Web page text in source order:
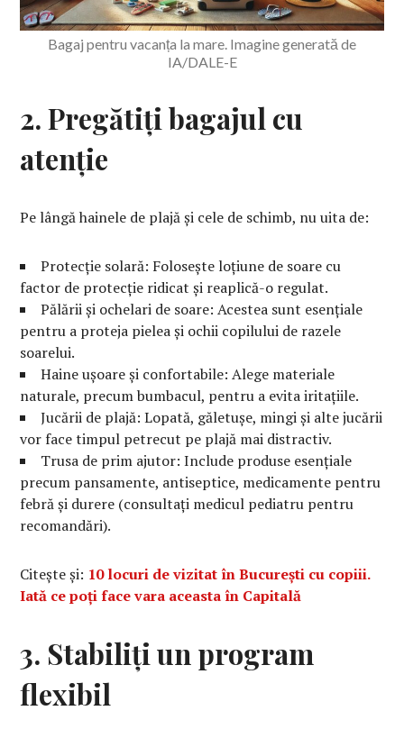
Bagaj pentru vacanța la mare. Imagine generată de
IA/DALE-E
2. Pregătiți bagajul cu
atenție
Pe lângă hainele de plajă și cele de schimb, nu uita de:
Protecție solară: Folosește loțiune de soare cu
factor de protecție ridicat și reaplică-o regulat.
Pălării și ochelari de soare: Acestea sunt esențiale
pentru a proteja pielea și ochii copilului de razele
soarelui.
Haine ușoare și confortabile: Alege materiale
naturale, precum bumbacul, pentru a evita iritațiile.
Jucării de plajă: Lopată, găletușe, mingi și alte jucării
vor face timpul petrecut pe plajă mai distractiv.
Trusa de prim ajutor: Include produse esențiale
precum pansamente, antiseptice, medicamente pentru
febră și durere (consultați medicul pediatru pentru
recomandări).
Citește și: 10 locuri de vizitat în București cu copiii.
Iată ce poți face vara aceasta în Capitală
3. Stabiliți un program
flexibil